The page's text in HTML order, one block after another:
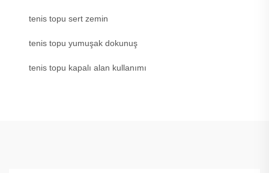
tenis topu sert zemin
tenis topu yumuşak dokunuş
tenis topu kapalı alan kullanımı